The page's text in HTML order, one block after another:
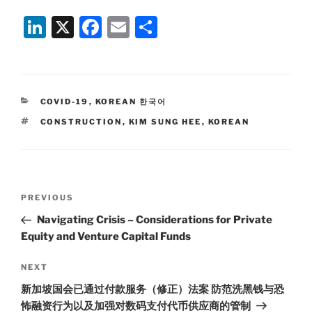
Li
e
dI
X
F
e
b
E
l
e
CATEGORIES
COVID-19 , KOREAN 한국어
TAGS
CONSTRUCTION , KIM SUNG HEE , KOREAN
Previous
Post
PREVIOUS
Navigating Crisis – Considerations for Private
Equity and Venture Capital Funds
Next
Post
NEXT
新加坡国会已通过付款服务（修正）法案 防范洗黑钱与恐
怖融资行为以及加强对数码支付代币供应商的管制